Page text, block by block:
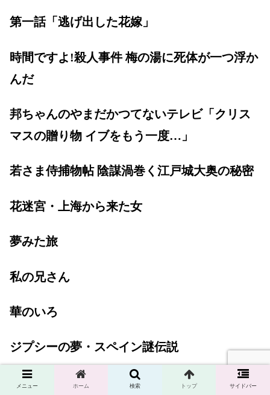
第一話「逃げ出した花嫁」
時間ですよ!殺人事件 梅の湯に死体が一つ浮か
んだ
邦ちゃんのやまだかつてないテレビ「クリス
マスの贈り物 イブをもう一度…」
若さま侍捕物帖 陰謀渦巻く江戸城大奥の秘密
花迷宮・上海から来た女
夢みた旅
私の兄さん
華のいろ
ジプシーの夢・スペイン謎伝説
源氏物語
メニュー ホーム 検索 トップ サイドバー